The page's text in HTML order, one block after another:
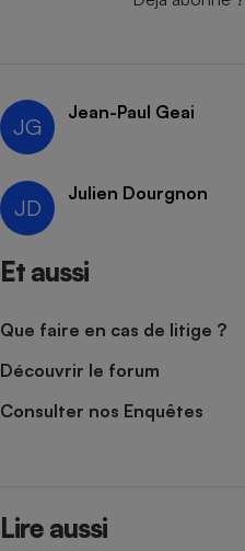
JG
Jean-Paul Geai
JD
Julien Dourgnon
Et aussi
Que faire en cas de litige ?
Découvrir le forum
Consulter nos Enquêtes
Lire aussi